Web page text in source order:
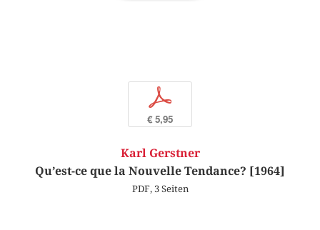
p
€ 5,95
Karl Gerstner
Qu’est-ce que la Nouvelle Tendance? [1964]
PDF, 3 Seiten